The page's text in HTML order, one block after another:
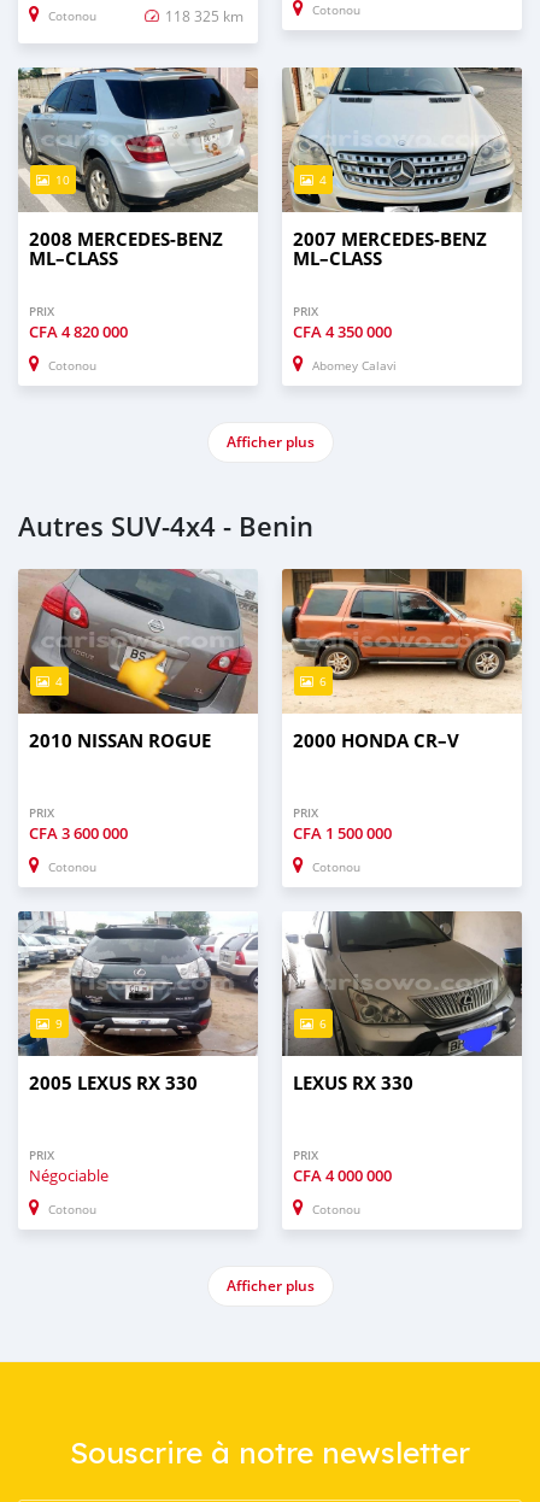
Cotonou 118 325 km Cotonou
10
2008 MERCEDES-BENZ
ML–CLASS
PRIX
CFA4 820 000
Cotonou
4
2007 MERCEDES-BENZ
ML–CLASS
PRIX
CFA4 350 000
Abomey Calavi
Afficher plus
Autres SUV‒4x4 - Benin
4
2010 NISSAN ROGUE
PRIX
CFA3 600 000
Cotonou
6
2000 HONDA CR–V
PRIX
CFA 1 500 000
Cotonou
9
2005 LEXUS RX 330
PRIX
Négociable
Cotonou
6
LEXUS RX 330
PRIX
CFA4 000 000
Cotonou
Afficher plus
Souscrire à notre newsletter